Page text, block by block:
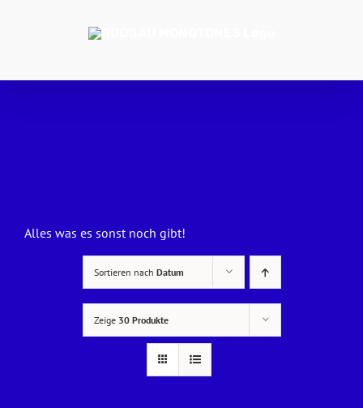
Alles was es sonst noch gibt!
Sortieren nach Datum
Zeige 30 Produkte